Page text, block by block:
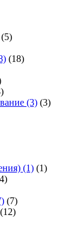
(5)
(18)
(3) (3)
(1) (1)
(7)
(12)